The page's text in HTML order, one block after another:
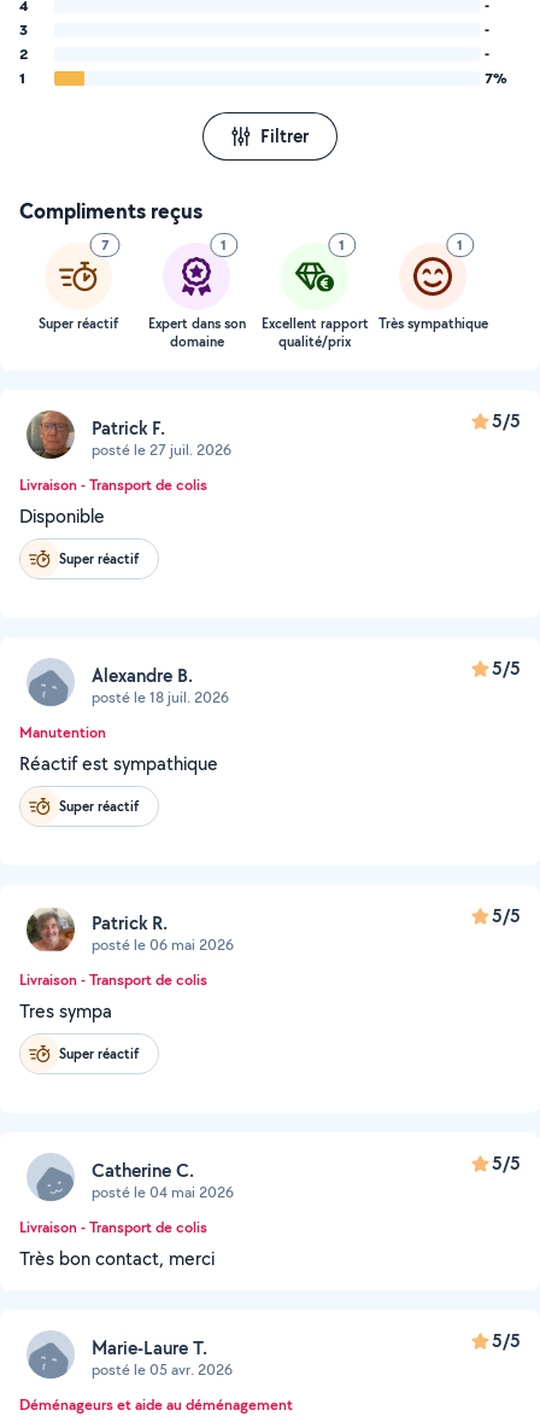
4
-
3
-
2
-
1
7%
Filtrer
Compliments reçus
7
Super réactif
1
Expert dans son
domaine
1
Excellent rapport
qualité/prix
1
Très sympathique
Patrick F.
posté le 27 juil. 2026
5/5
Livraison - Transport de colis
Disponible
Super réactif
Alexandre B.
posté le 18 juil. 2026
5/5
Manutention
Réactif est sympathique
Super réactif
Patrick R.
posté le 06 mai 2026
5/5
Livraison - Transport de colis
Tres sympa
Super réactif
Catherine C.
posté le 04 mai 2026
5/5
Livraison - Transport de colis
Très bon contact, merci
Marie-Laure T.
posté le 05 avr. 2026
5/5
Déménageurs et aide au déménagement